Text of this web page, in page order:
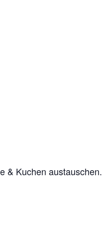
& Kuchen austauschen.